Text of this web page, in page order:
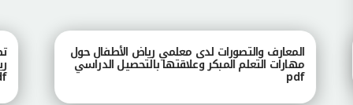
المعارف والتصورات لدى معلمي رياض الأطفال حول
مهارات التعلم المبكر وعلاقتها بالتحصيل الدراسي
pdf
pdf